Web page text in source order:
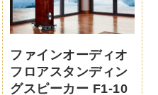
ファインオーディオ
フロアスタンディン
グスピーカー F1-10